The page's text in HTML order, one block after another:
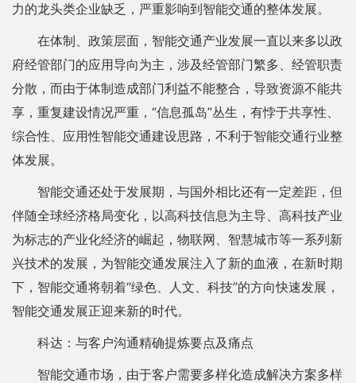
力的龙头类企业缺乏，严重影响到智能交通的整体发展。
在体制、政策层面，智能交通产业发展一直以来多以政
府经管部门的应用导向为主，涉及经管部门繁多、经管职责
分散，而由于体制造成部门利益不能整合，导致资源不能共
享，重复建设情况严重，“信息孤岛”丛生，有悖于共享性、
综合性、应用性智能交通建设思路，不利于智能交通行业整
体发展。
智能交通还处于发展期，与国外相比还有一定差距，但
伴随全球经济格局变化，以高科技信息为主导、高科技产业
为标志的产业化经济的崛起，物联网、智慧城市等一系列新
兴技术的发展，为智能交通发展注入了新的血液，在新时期
下，智能交通将朝着“绿色、人文、科技”的方向快速发展，
智能交通发展正迎来新的时代。
科达：与客户沟通精确提炼要点及痛点
智能交通市场，由于客户需要多样化造成解决方案多样